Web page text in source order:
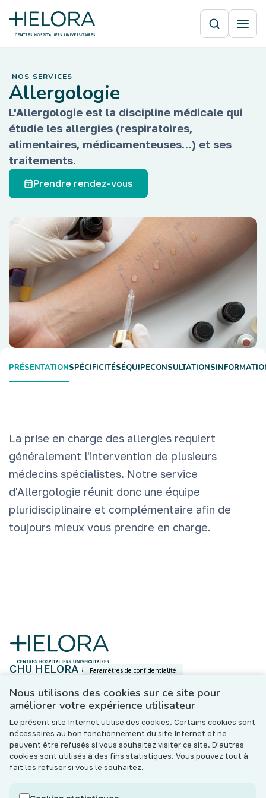
NOS SERVICES
Allergologie
L'Allergologie est la discipline médicale qui
étudie les allergies (respiratoires,
alimentaires, médicamenteuses…) et ses
traitements.
Prendre rendez-vous
PRÉSENTATIONSPÉCIFICITÉSÉQUIPECONSULTATIONS
La prise en charge des allergies requiert
généralement l'intervention de plusieurs
médecins spécialistes. Notre service
d'Allergologie réunit donc une équipe
pluridisciplinaire et complémentaire afin de
toujours mieux vous prendre en charge.
CHU HELORA asbl
N°BCE : BE 0801.643.533
Contact
Les hôpitaux de l’ASBL CHU HELORA (« l’Institution »)
s’engagent à ce que les traitements de données
personnelles effectués notamment dans le cadre de votre
prise en charge (thérapeutique, sociale et administrative)
Paramètres de confidentialité
Nous utilisons des cookies sur ce site pour
améliorer votre expérience utilisateur
Le présent site Internet utilise des cookies. Certains cookies sont
nécessaires au bon fonctionnement du site Internet et ne
peuvent être refusés si vous souhaitez visiter ce site. D'autres
cookies sont utilisés à des fins statistiques. Vous pouvez tout à
fait les refuser si vous le souhaitez.